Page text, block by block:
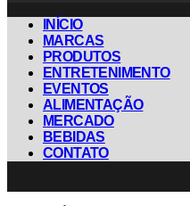
INÍCIO
MARCAS
PRODUTOS
ENTRETENIMENTO
EVENTOS
ALIMENTAÇÃO
MERCADO
BEBIDAS
CONTATO